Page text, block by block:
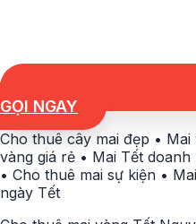
GỌI NGAY
Cho thuê cây mai đẹp •
vàng giá rẻ • Mai Tết
• Cho thuê mai sự kiện •
ngày Tết